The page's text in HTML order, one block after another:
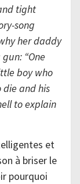
tight
song
her daddy
“One
boy who
die and his
to explain
et
à briser le
pourquoi